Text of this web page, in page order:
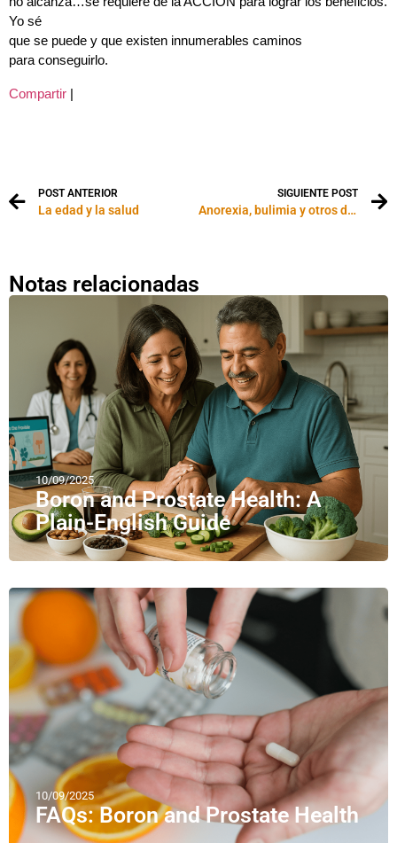
Yo sé
que se puede y que existen innumerables caminos
para conseguirlo.
Compartir
POST ANTERIOR
La edad y la salud
SIGUIENTE POST
Anorexia, bulimia y otros desordenes alimentarios
Notas relacionadas
10/09/2025
Boron and Prostate Health: A
Plain-English Guide
10/09/2025
FAQs: Boron and Prostate Health